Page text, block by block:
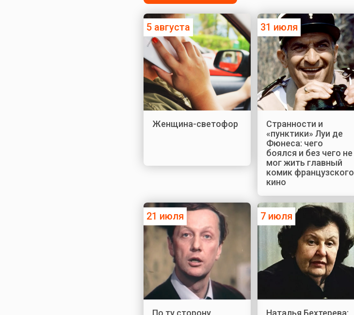
5 августа
Женщина-светофор
31 июля
Странности и
«пунктики» Луи де
Фюнеса: чего
боялся и без чего не
мог жить главный
комик французского
кино
21 июля
По ту сторону
7 июля
Наталья Бехтерева: